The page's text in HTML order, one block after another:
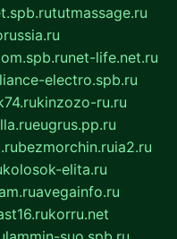
tutmassage.ru
net-life.net.ru
electro.spb.ru
kinzozo-ru.ru
eugrus.pp.ru
bezmorchin.ruia2.ru
kolosok-elita.ru
avegainfo.ru
korru.net